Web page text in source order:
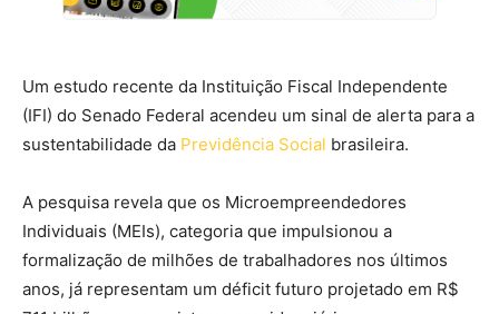
Um estudo recente da Instituição Fiscal Independente
(IFI) do Senado Federal acendeu um sinal de alerta para a
sustentabilidade da Previdência Social brasileira.
A pesquisa revela que os Microempreendedores
Individuais (MEIs), categoria que impulsionou a
formalização de milhões de trabalhadores nos últimos
anos, já representam um déficit futuro projetado em R$